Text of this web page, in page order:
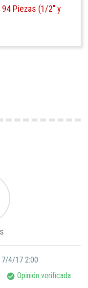
Piezas (1/2" y
7/4/17 2:00
check_circle Opinión verificada